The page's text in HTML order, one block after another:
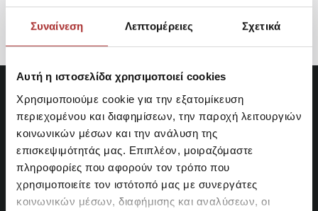
Συναίνεση Λεπτομέρειες Σχετικά
Αυτή η ιστοσελίδα χρησιμοποιεί cookies
Χρησιμοποιούμε cookie για την εξατομίκευση
περιεχομένου και διαφημίσεων, την παροχή λειτουργιών
κοινωνικών μέσων και την ανάλυση της
επισκεψιμότητάς μας. Επιπλέον, μοιραζόμαστε
πληροφορίες που αφορούν τον τρόπο που
χρησιμοποιείτε τον ιστότοπό μας με συνεργάτες
κοινωνικών μέσων, διαφήμισης και αναλύσεων, οι